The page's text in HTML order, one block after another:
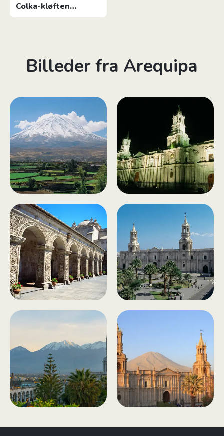
Colka-kløften
vandretur 2D/1N
Billeder fra Arequipa